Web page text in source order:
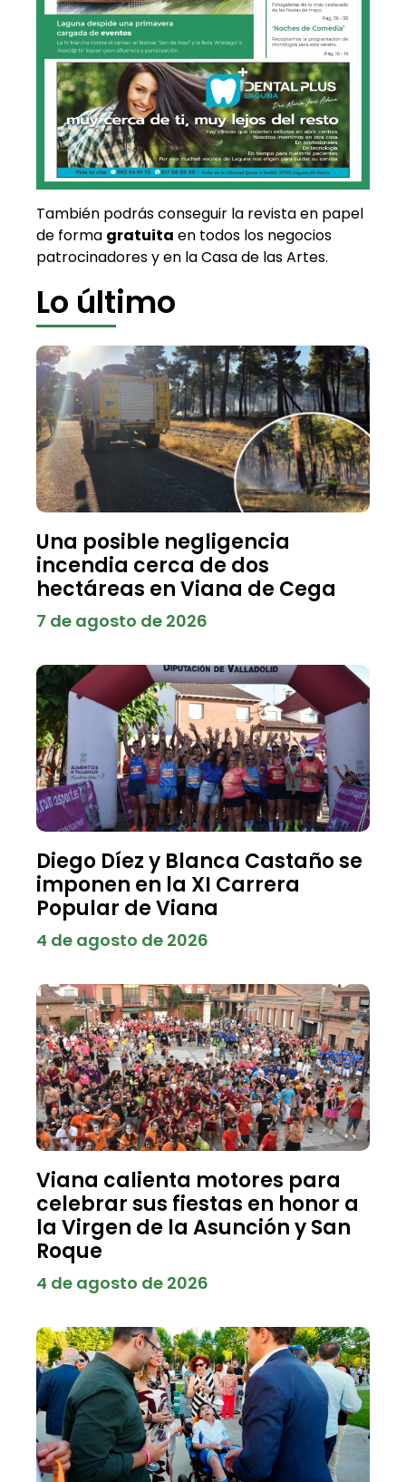
También podrás conseguir la revista en papel
de forma gratuita en todos los negocios
patrocinadores y en la Casa de las Artes.
Lo último
Una posible negligencia
incendia cerca de dos
hectáreas en Viana de Cega
7 de agosto de 2026
Diego Díez y Blanca Castaño se
imponen en la XI Carrera
Popular de Viana
4 de agosto de 2026
Viana calienta motores para
celebrar sus fiestas en honor a
la Virgen de la Asunción y San
Roque
4 de agosto de 2026